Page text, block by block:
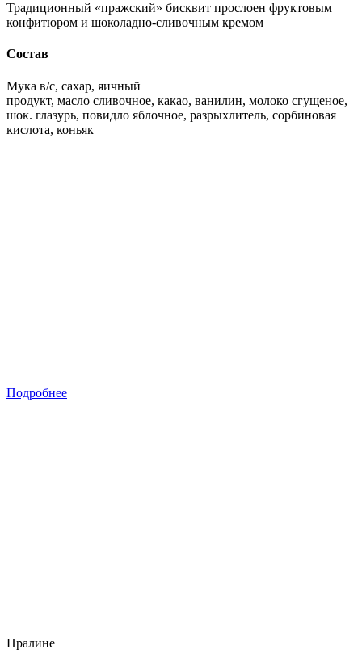
Традиционный «пражский» бисквит прослоен фруктовым
конфитюром и шоколадно-сливочным кремом
Состав
Мука в/с, сахар, яичный
продукт, масло сливочное, какао, ванилин, молоко сгущеное,
шок. глазурь, повидло яблочное, разрыхлитель, сорбиновая
кислота, коньяк
Подробнее
Пралине